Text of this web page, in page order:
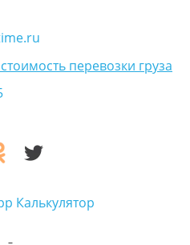
перевозки груза
Калькулятор